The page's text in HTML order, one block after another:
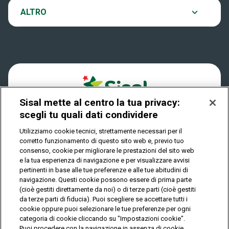
Play Your Date
Archivio estrazioni
ALTRO
Notifiche
Privacy
IL GIOCO È VIETATO AI MINORI E PUÒ CAUSARE
DIPENDENZA PATOLOGICA
© Copyright Sisal Italia S.p.A. - P.I. 02433760135
Privacy Cookies
Mappa
del
sito
Sisal mette al centro la tua privacy:
scegli tu quali dati condividere
Utilizziamo cookie tecnici, strettamente necessari per il
corretto funzionamento di questo sito web e, previo tuo
consenso, cookie per migliorare le prestazioni del sito web
e la tua esperienza di navigazione e per visualizzare avvisi
pertinenti in base alle tue preferenze e alle tue abitudini di
navigazione. Questi cookie possono essere di prima parte
(cioè gestiti direttamente da noi) o di terze parti (cioè gestiti
da terze parti di fiducia). Puoi scegliere se accettare tutti i
cookie oppure puoi selezionare le tue preferenze per ogni
categoria di cookie cliccando su "Impostazioni cookie".